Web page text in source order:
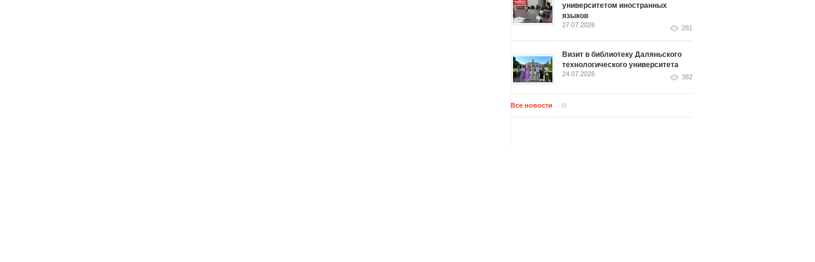
университетом иностранных
языков
27.07.2026 281
Визит в библиотеку Даляньского
технологического университета
24.07.2026 382
Все новости